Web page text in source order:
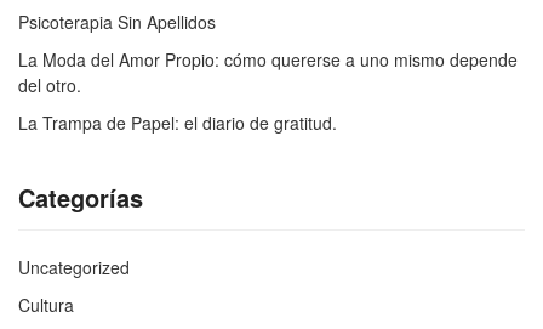
Psicoterapia Sin Apellidos
La Moda del Amor Propio: cómo quererse a uno mismo depende
del otro.
La Trampa de Papel: el diario de gratitud.
Categorías
Uncategorized
Cultura